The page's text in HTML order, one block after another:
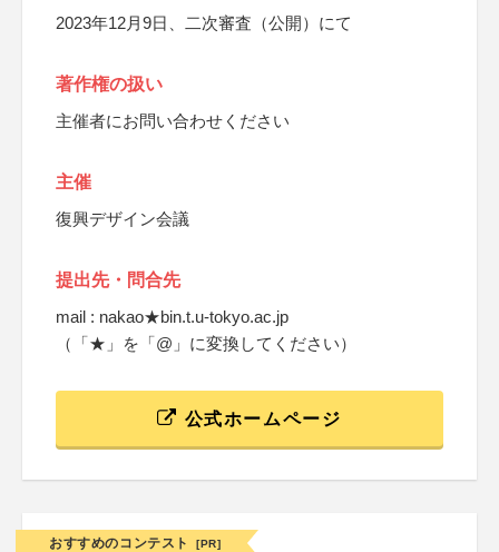
2023年12月9日、二次審査（公開）にて
著作権の扱い
主催者にお問い合わせください
主催
復興デザイン会議
提出先・問合先
mail : nakao★bin.t.u-tokyo.ac.jp
（「★」を「@」に変換してください）
公式ホームページ
おすすめのコンテスト [PR]